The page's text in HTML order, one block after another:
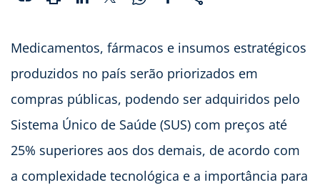
Medicamentos, fármacos e insumos estratégicos
produzidos no país serão priorizados em
compras públicas, podendo ser adquiridos pelo
Sistema Único de Saúde (SUS) com preços até
25% superiores aos dos demais, de acordo com
a complexidade tecnológica e a importância para